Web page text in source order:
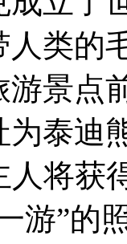
人类的
游景点
泰迪
人将获
游”的